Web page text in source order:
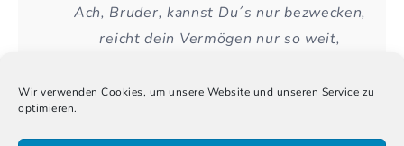
Wir verwenden Cookies, um unsere Website und unseren Service zu
optimieren.
Ach, Bruder, kannst Du´s nur bezwecken,
reicht dein Vermögen nur so weit,
mach zu Abfahrt dich bereit.